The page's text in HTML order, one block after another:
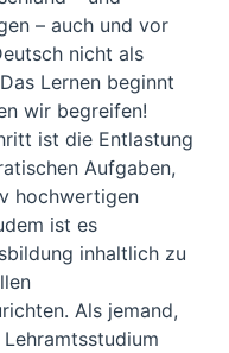
– auch und vor
nicht als
Lernen beginnt
wir begreifen!
ist die Entlastung
Aufgaben,
hochwertigen
ist es
inhaltlich zu
Als jemand,